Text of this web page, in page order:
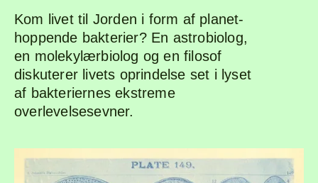
Kom livet til Jorden i form af planet-
hoppende bakterier? En astrobiolog,
en molekylærbiolog og en filosof
diskuterer livets oprindelse set i lyset
af bakteriernes ekstreme
overlevelsesevner.